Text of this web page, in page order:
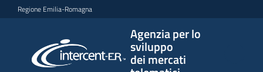
Vai al contenuto
Vai alla navigazione
Vai al footer
Regione Emilia-Romagna
Agenzia per lo
sviluppo
dei mercati
per lo
sviluppo